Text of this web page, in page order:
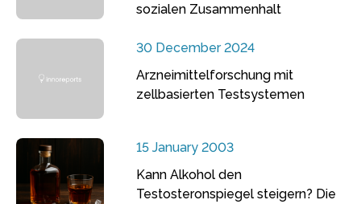
sozialen Zusammenhalt
30 December 2024
Arzneimittelforschung mit
zellbasierten Testsystemen
15 January 2003
Kann Alkohol den
Testosteronspiegel steigern? Die